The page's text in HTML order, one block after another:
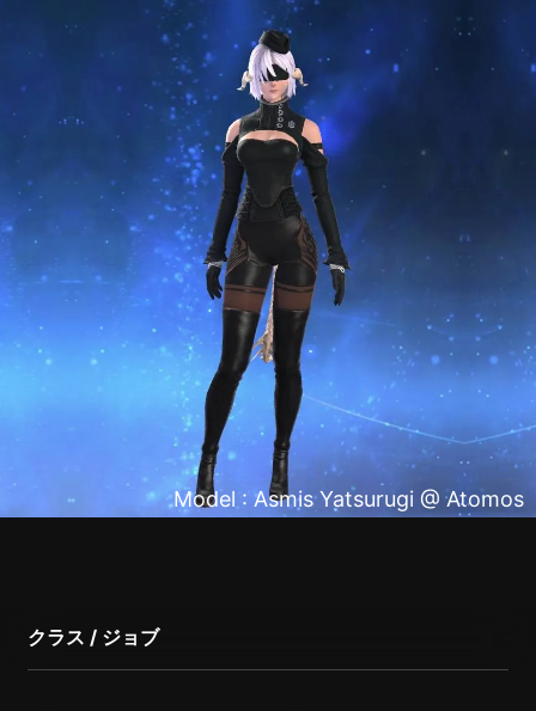
Model : Asmis Yatsurugi @ Atomos
クラス / ジョブ